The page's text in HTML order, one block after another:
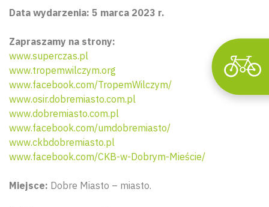
Data wydarzenia: 5 marca 2023 r.
Zapraszamy na strony:
www.superczas.pl
www.tropemwilczym.org
www.facebook.com/TropemWilczym/
www.osir.dobremiasto.com.pl
www.dobremiasto.com.pl
www.facebook.com/umdobremiasto/
www.ckbdobremiasto.pl
www.facebook.com/CKB-w-Dobrym-Mieście/
Miejsce: Dobre Miasto – miasto.